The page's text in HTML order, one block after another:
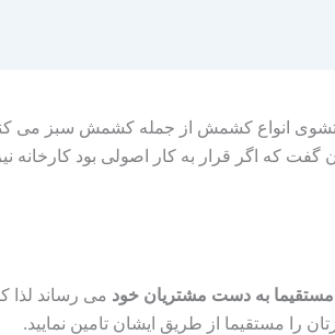
انواع کشمش از جمله کشمش سبز می کنند
که اگر قرار به کار اصولی بود کارخانه
به دست مشتریان خود می رساند لذا
را مستقیما از طریق ایشان تامین نمایید.